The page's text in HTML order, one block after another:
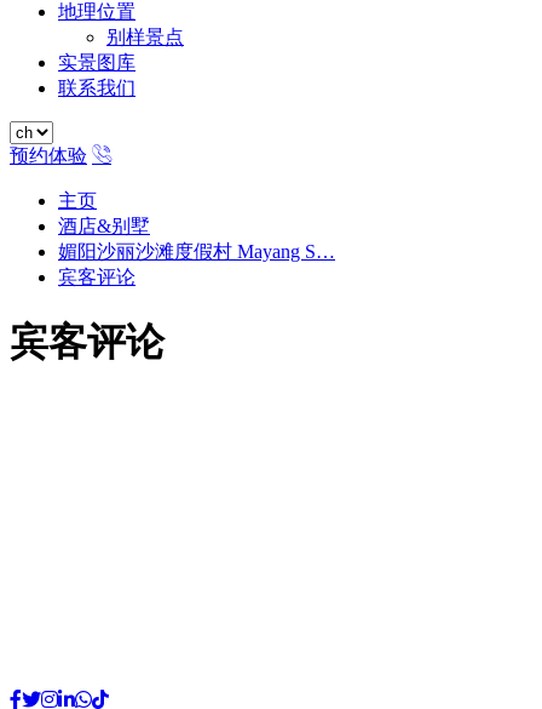
地理位置
别样景点
实景图库
联系我们
预约体验
主页
酒店&别墅
媚阳沙丽沙滩度假村 Mayang S…
宾客评论
宾客评论